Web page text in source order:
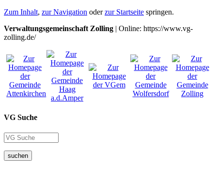
Zum Inhalt, zur Navigation oderzur Startseite springen.
Verwaltungsgemeinschaft Zolling | Online: https://www.vg-
zolling.de/
VG Suche
suchen